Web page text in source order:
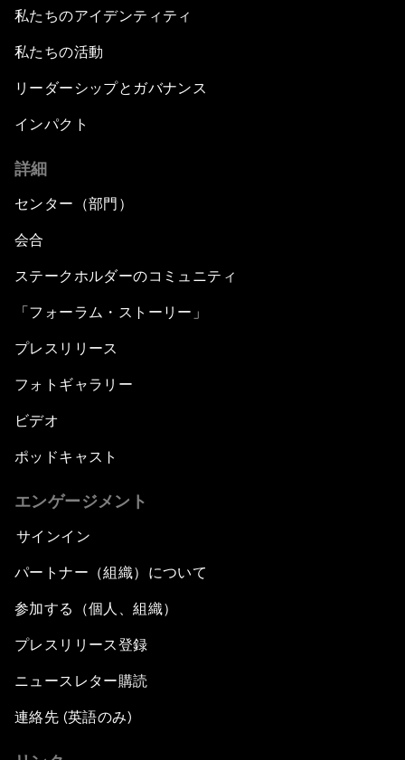
私たちのアイデンティティ
私たちの活動
リーダーシップとガバナンス
インパクト
詳細
センター（部門）
会合
ステークホルダーのコミュニティ
「フォーラム・ストーリー」
プレスリリース
フォトギャラリー
ビデオ
ポッドキャスト
エンゲージメント
サインイン
パートナー（組織）について
参加する（個人、組織）
プレスリリース登録
ニュースレター購読
連絡先 (英語のみ)